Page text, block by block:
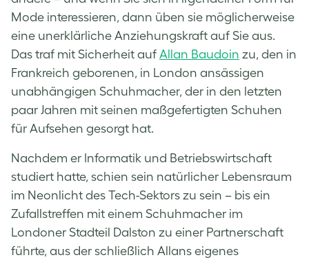
Mode interessieren, dann üben sie möglicherweise
eine unerklärliche Anziehungskraft auf Sie aus.
Das traf mit Sicherheit auf Allan Baudoin zu, den in
Frankreich geborenen, in London ansässigen
unabhängigen Schuhmacher, der in den letzten
paar Jahren mit seinen maßgefertigten Schuhen
für Aufsehen gesorgt hat.
Nachdem er Informatik und Betriebswirtschaft
studiert hatte, schien sein natürlicher Lebensraum
im Neonlicht des Tech-Sektors zu sein – bis ein
Zufallstreffen mit einem Schuhmacher im
Londoner Stadteil Dalston zu einer Partnerschaft
führte, aus der schließlich Allans eigenes